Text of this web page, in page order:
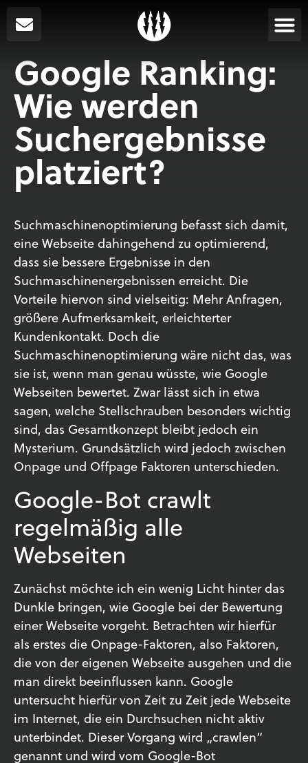
Google Ranking:
Wie werden
Suchergebnisse
platziert?
Suchmaschinenoptimierung befasst sich damit,
eine Webseite dahingehend zu optimierend,
dass sie bessere Ergebnisse in den
Suchmaschinenergebnissen erreicht. Die
Vorteile hiervon sind vielseitig: Mehr Anfragen,
größere Aufmerksamkeit, erleichterter
Kundenkontakt. Doch die
Suchmaschinenoptimierung wäre nicht das, was
sie ist, wenn man genau wüsste, wie Google
Webseiten bewertet. Zwar lässt sich in etwa
sagen, welche Stellschrauben besonders wichtig
sind, das Gesamtkonzept bleibt jedoch ein
Mysterium. Grundsätzlich wird jedoch zwischen
Onpage und Offpage Faktoren unterschieden.
Google-Bot crawlt
regelmäßig alle
Webseiten
Zunächst möchte ich ein wenig Licht hinter das
Dunkle bringen, wie Google bei der Bewertung
einer Webseite vorgeht. Betrachten wir hierfür
als erstes die Onpage-Faktoren, also Faktoren,
die von der eigenen Webseite ausgehen und die
man direkt beeinflussen kann. Google
untersucht hierfür von Zeit zu Zeit jede Webseite
im Internet, die ein Durchsuchen nicht aktiv
unterbindet. Dieser Vorgang wird „crawlen“
genannt und wird vom Google-Bot